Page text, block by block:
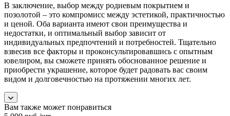
В заключение, выбор между родиевым покрытием и
позолотой – это компромисс между эстетикой, практичностью
и ценой. Оба варианта имеют свои преимущества и
недостатки, и оптимальный выбор зависит от
индивидуальных предпочтений и потребностей. Тщательно
взвесив все факторы и проконсультировавшись с опытным
ювелиром, вы сможете принять обоснованное решение и
приобрести украшение, которое будет радовать вас своим
видом и долговечностью на протяжении многих лет.
Вам также может понравиться